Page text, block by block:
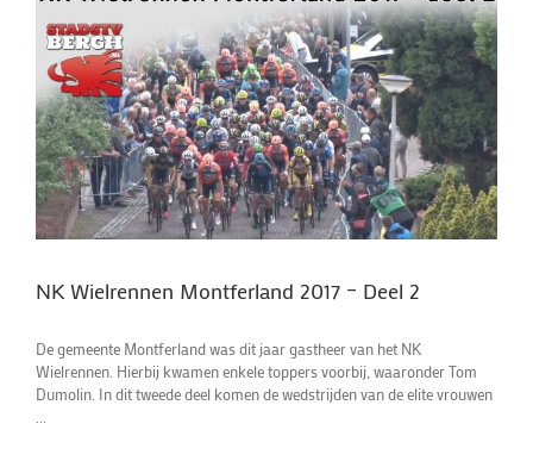
NK Wielrennen Montferland 2017 – Deel 2
De gemeente Montferland was dit jaar gastheer van het NK
Wielrennen. Hierbij kwamen enkele toppers voorbij, waaronder Tom
Dumolin. In dit tweede deel komen de wedstrijden van de elite vrouwen